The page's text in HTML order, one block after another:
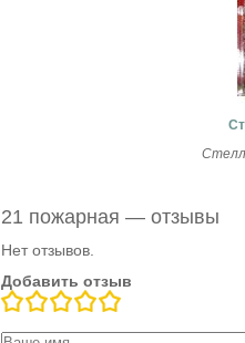
21 пожарная — отзывы
Нет отзывов.
Добавить отзыв